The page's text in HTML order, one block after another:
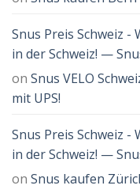
Snus Preis Schweiz -
in der Schweiz! —
on Snus VELO
mit UPS!
Snus Preis Schweiz -
in der Schweiz! —
on Snus kaufen